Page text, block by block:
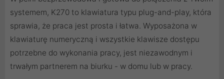
systemem, K270 to klawiatura typu plug-and-play, która
sprawia, że praca jest prosta i łatwa. Wyposażona w
klawiaturę numeryczną i wszystkie klawisze dostępu
potrzebne do wykonania pracy, jest niezawodnym i
trwałym partnerem na biurku - w domu lub w pracy.